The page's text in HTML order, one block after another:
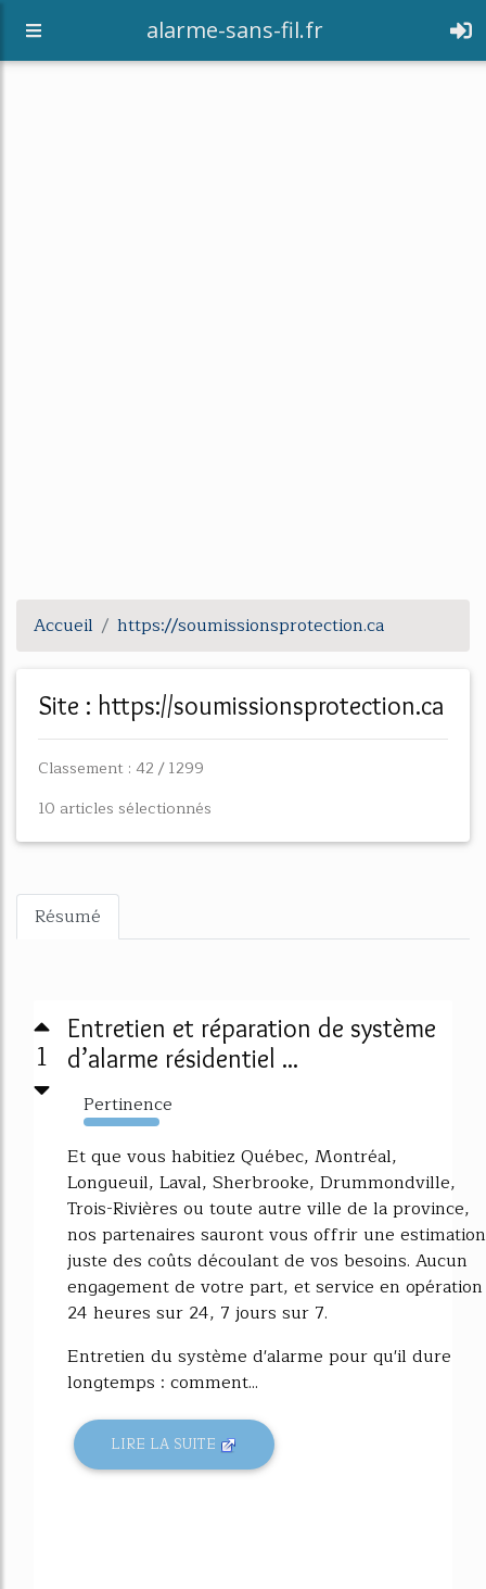
alarme-sans-fil.fr
Accueil https://soumissionsprotection.ca
Site : https://soumissionsprotection.ca
Classement : 42 / 1299
10 articles sélectionnés
Résumé
1
Entretien et réparation de système
d’alarme résidentiel ...
Pertinence
10153%
Et que vous habitiez Québec, Montréal,
Longueuil, Laval, Sherbrooke, Drummondville,
Trois-Rivières ou toute autre ville de la province,
nos partenaires sauront vous offrir une estimation
juste des coûts découlant de vos besoins. Aucun
engagement de votre part, et service en opération
24 heures sur 24, 7 jours sur 7.
Entretien du système d'alarme pour qu'il dure
longtemps : comment...
LIRE LA SUITE